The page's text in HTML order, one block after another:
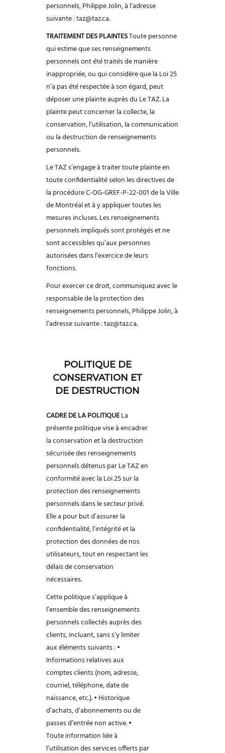
personnels, Philippe Jolin, à l’adresse
suivante : taz@taz.ca.
TRAITEMENT DES PLAINTESToute personne
qui estime que ses renseignements
personnels ont été traités demanière
inappropriée, ou qui considère que la Loi 25
n’a pas été respectée à sonégard, peut
déposer une plainte auprès du Le TAZ. La
plainte peut concerner lacollecte, la
conservation, l’utilisation, la communication
ou la destruction derenseignements
personnels.
Le TAZ s’engage à traiter toute plainte en
toute confidentialité selon les directives de
la procédure C-OG-GREF-P-22-001 de la Ville
de Montréal et à y appliquer toutes les
mesures incluses. Les renseignements
personnels impliqués sont protégés et ne
sont accessibles qu’aux personnes
autorisées dans l’exercice de leurs
fonctions.
Pour exercer ce droit, communiquez avec le
responsable de la protection des
renseignements personnels, Philippe Jolin, à
l’adresse suivante : taz@taz.ca.
POLITIQUE DE
CONSERVATION ET
DE DESTRUCTION
CADRE DE LA POLITIQUELa
présente politique vise à encadrer
la conservation et la destruction
sécurisée desrenseignements
personnels détenus par Le TAZ en
conformité avec la Loi 25 sur la
protection des renseignements
personnels dans le secteur privé.
Elle a pour but d’assurerla
confidentialité, l’intégrité et la
protection des données de nos
utilisateurs, tout en respectant les
délais de conservation
nécessaires.
Cette politique s’applique à
l’ensemble des renseignements
personnels collectés auprèsdes
clients, incluant, sans s’y limiter
aux éléments suivants :•
Informations relatives aux
comptes clients (nom, adresse,
courriel, téléphone, datede
naissance, etc.).• Historique
d’achats, d’abonnements ou de
passes d’entrée non active.•
Toute information liée à
l’utilisation des services offerts par